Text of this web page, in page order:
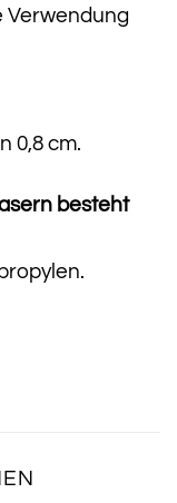
Verwendung
0,8 cm.
besteht